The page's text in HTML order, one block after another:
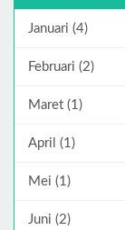
Januari (4)
Februari (2)
Maret (1)
April (1)
Mei (1)
Juni (2)